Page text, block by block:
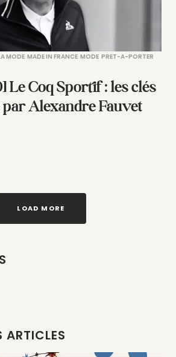
MODE MADE IN FRANCE MODE PRET-A-PORTER
Le Coq Sportif : les clés
par Alexandre Fauvet
LOAD MORE
ARTICLES